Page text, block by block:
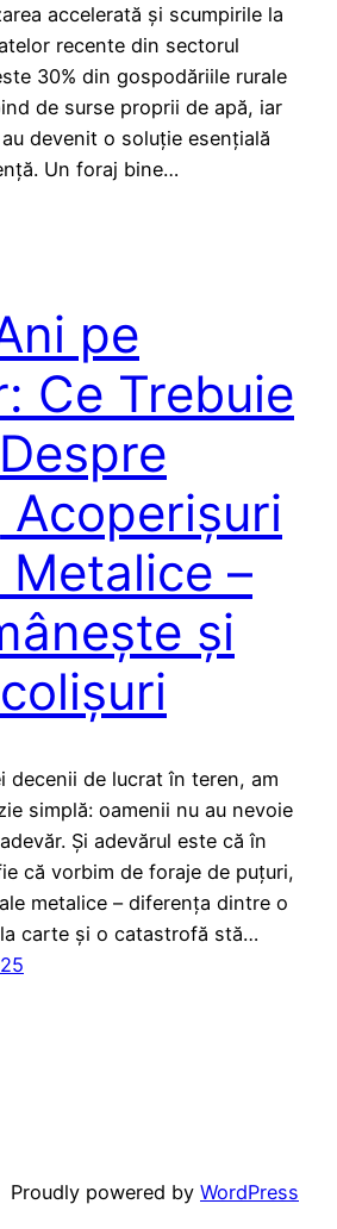
accelerată și scumpirile la
recente din sectorul
30% din gospodăriile rurale
de surse proprii de apă, iar
devenit o soluție esențială
Un foraj bine…
pe
Ce Trebuie
Acoperișuri
Metalice –
și
decenii de lucrat în teren, am
simplă: oamenii nu au nevoie
Și adevărul este că în
că vorbim de foraje de puțuri,
metalice – diferența dintre o
carte și o catastrofă stă…
Proudly powered by WordPress